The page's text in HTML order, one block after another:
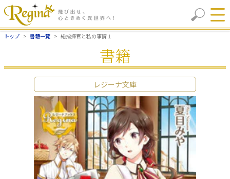
トップ 書籍一覧 総指揮官と私の事情１
書籍
レジーナ文庫